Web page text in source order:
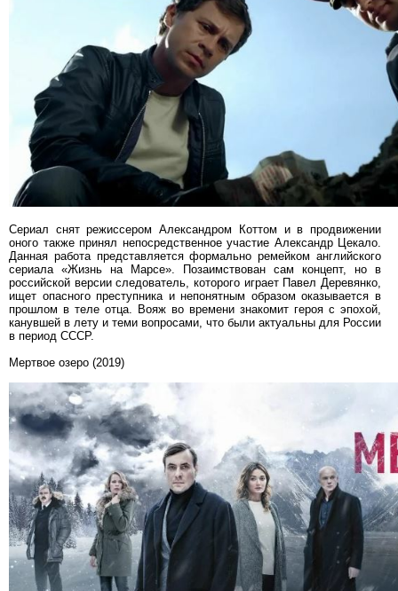
Сериал снят режиссером Александром Коттом и в продвижении
оного также принял непосредственное участие Александр Цекало.
Данная работа представляется формально ремейком английского
сериала «Жизнь на Марсе». Позаимствован сам концепт, но в
российской версии следователь, которого играет Павел Деревянко,
ищет опасного преступника и непонятным образом оказывается в
прошлом в теле отца. Вояж во времени знакомит героя с эпохой,
канувшей в лету и теми вопросами, что были актуальны для России
в период СССР.
Мертвое озеро (2019)